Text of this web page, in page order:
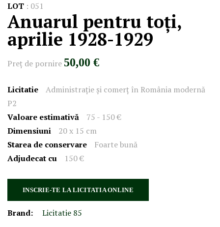
LOT : 051
Anuarul pentru toți,
aprilie 1928-1929
Preţ de pornire 50,00 €
Licitatie
Administrație și comerț în România modernă
P2
Valoare estimativă
75 - 150 €
Dimensiuni
20 x 15 cm
Starea de conservare
Foarte bună
Adjudecat cu
150 €
INSCRIE-TE LA LICITATIA ONLINE
Brand: Licitatie 85